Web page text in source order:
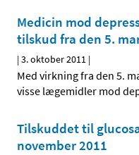
Medicin mod
tilskud fra den 5.
|3. oktober 2011 |
Med virkning fra den 5.
visse lægemidler mod
Tilskuddet til
november 2011